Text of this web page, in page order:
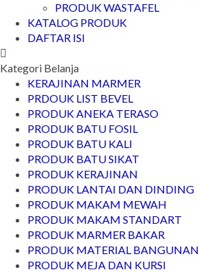
PRODUK WASTAFEL
KATALOG PRODUK
DAFTAR ISI
Kategori Belanja
KERAJINAN MARMER
PRDOUK LIST BEVEL
PRODUK ANEKA TERASO
PRODUK BATU FOSIL
PRODUK BATU KALI
PRODUK BATU SIKAT
PRODUK KERAJINAN
PRODUK LANTAI DAN DINDING
PRODUK MAKAM MEWAH
PRODUK MAKAM STANDART
PRODUK MARMER BAKAR
PRODUK MATERIAL BANGUNAN
PRODUK MEJA DAN KURSI